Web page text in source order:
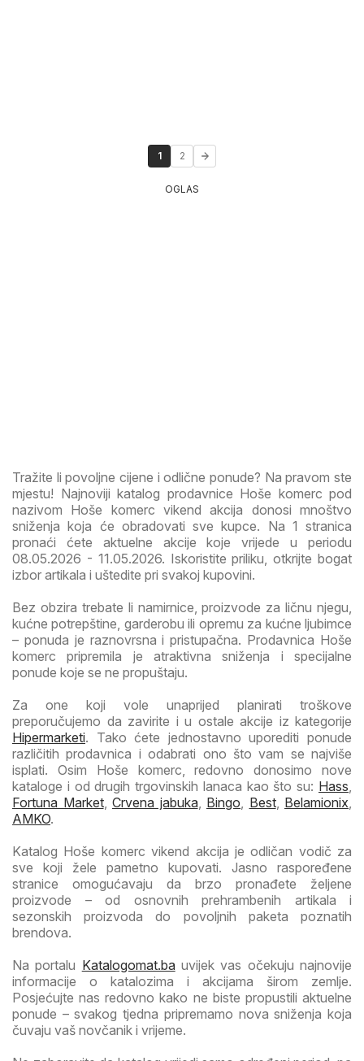
1 2
OGLAS
Tražite li povoljne cijene i odlične ponude? Na pravom ste
mjestu! Najnoviji katalog prodavnice Hoše komerc pod
nazivom Hoše komerc vikend akcija donosi mnoštvo
sniženja koja će obradovati sve kupce. Na 1 stranica
pronaći ćete aktuelne akcije koje vrijede u periodu
08.05.2026 - 11.05.2026. Iskoristite priliku, otkrijte bogat
izbor artikala i uštedite pri svakoj kupovini.
Bez obzira trebate li namirnice, proizvode za ličnu njegu,
kućne potrepštine, garderobu ili opremu za kućne ljubimce
– ponuda je raznovrsna i pristupačna. Prodavnica Hoše
komerc pripremila je atraktivna sniženja i specijalne
ponude koje se ne propuštaju.
Za one koji vole unaprijed planirati troškove
preporučujemo da zavirite i u ostale akcije iz kategorije
Hipermarketi. Tako ćete jednostavno uporediti ponude
različitih prodavnica i odabrati ono što vam se najviše
isplati. Osim Hoše komerc, redovno donosimo nove
kataloge i od drugih trgovinskih lanaca kao što su: Hass,
Fortuna Market, Crvena jabuka, Bingo, Best, Belamionix,
AMKO.
Katalog Hoše komerc vikend akcija je odličan vodič za
sve koji žele pametno kupovati. Jasno raspoređene
stranice omogućavaju da brzo pronađete željene
proizvode – od osnovnih prehrambenih artikala i
sezonskih proizvoda do povoljnih paketa poznatih
brendova.
Na portalu Katalogomat.bauvijek vas očekuju najnovije
informacije o katalozima i akcijama širom zemlje.
Posjećujte nas redovno kako ne biste propustili aktuelne
ponude – svakog tjedna pripremamo nova sniženja koja
čuvaju vaš novčanik i vrijeme.